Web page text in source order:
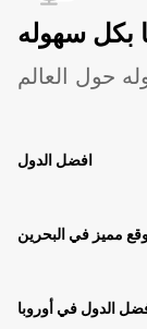
بكل سهوله
حول العالم
افضل الدول
مميز في البحرين
الدول في أوروبا